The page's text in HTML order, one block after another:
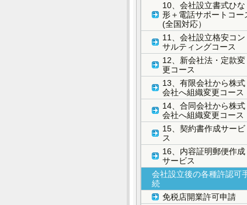
10、会社設立書式ひな
形＋電話サポートコー
(全国対応）
11、会社設立格安コン
サルティングコース
12、新会社法・定款変
更コース
13、有限会社から株式
会社へ組織変更コース
14、合同会社から株式
会社へ組織変更コース
15、契約書作成サービ
ス
16、内容証明郵便作成
サービス
会社設立後の各種許認可
続
免税店開業許可申請